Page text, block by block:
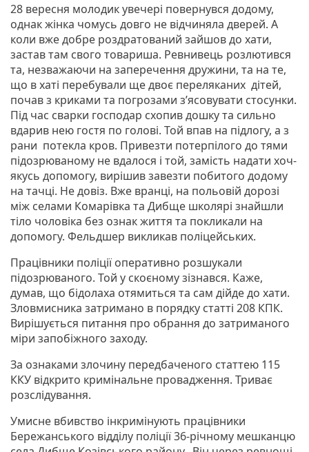
28 вересня молодик увечері повернувся додому,
однак жінка чомусь довго не відчиняла дверей. А
коли вже добре роздратований зайшов до хати,
застав там свого товариша. Ревнивець розлютився
та, незважаючи на заперечення дружини, та на те,
що в хаті перебували ще двоє переляканих дітей,
почав з криками та погрозами з’ясовувати стосунки.
Під час сварки господар схопив дошку та сильно
вдарив нею гостя по голові. Той впав на підлогу, а з
рани потекла кров. Привезти потерпілого до тями
підозрюваному не вдалося і той, замість надати хоч-
якусь допомогу, вирішив завезти побитого додому
на тачці. Не довіз. Вже вранці, на польовій дорозі
між селами Комарівка та Дибще школярі знайшли
тіло чоловіка без ознак життя та покликали на
допомогу. Фельдшер викликав поліцейських.
Працівники поліції оперативно розшукали
підозрюваного. Той у скоєному зізнався. Каже,
думав, що бідолаха отямиться та сам дійде до хати.
Зловмисника затримано в порядку статті 208 КПК.
Вирішується питання про обрання до затриманого
міри запобіжного заходу.
За ознаками злочину передбаченого статтею 115
ККУ відкрито кримінальне провадження. Триває
розслідування.
Умисне вбивство інкримінують працівники
Бережанського відділу поліції 36-річному мешканцю